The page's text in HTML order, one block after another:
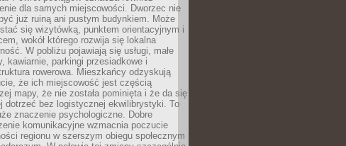
dla samych miejscowości. Dworzec nie
już ruiną ani pustym budynkiem. Może
się wizytówką, punktem orientacyjnym i
wokół którego rozwija się lokalna
W pobliżu pojawiają się usługi, małe
kawiarnie, parkingi przesiadkowe i
rowerowa. Mieszkańcy odzyskują
że ich miejscowość jest częścią
mapy, że nie została pominięta i że da się
dotrzeć bez logistycznej ekwilibrystyki. To
znaczenie psychologiczne. Dobre
komunikacyjne wzmacnia poczucie
regionu w szerszym obiegu społecznym